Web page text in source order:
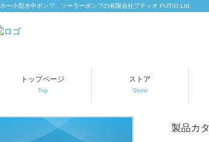
ホー小型水中ポンプ、ソーラーポンプの有限会社プティオ PUTIO,Ltd.
トップページ
Top
ストア
Store
製品カ